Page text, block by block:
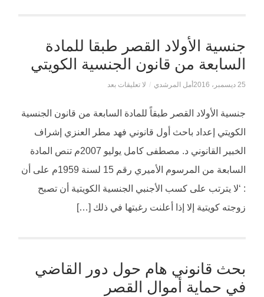
جنسية الأولاد القصر طبقا للمادة
السابعة من قانون الجنسية الكويتي
25 ديسمبر، 2016 أمل المرشدي / لا تعليقات بعد
جنسية الأولاد القصر طبقاً للمادة السابعة من قانون الجنسية
الكويتي إعداد باحث أول قانوني فهد مطر العنزي إشراف
الخبير القانوني د. مصطفى كامل يوليو 2007م تنص المادة
السابعة من المرسوم الأميري رقم 15 لسنة 1959م على أن
: ‘لا يترتب على كسب الأجنبي الجنسية الكويتية أن تصبح
زوجته كويتية إلا إذا أعلنت رغبتها في ذلك […]
بحث قانوني هام حول دور القاضي
في حماية أموال القصر